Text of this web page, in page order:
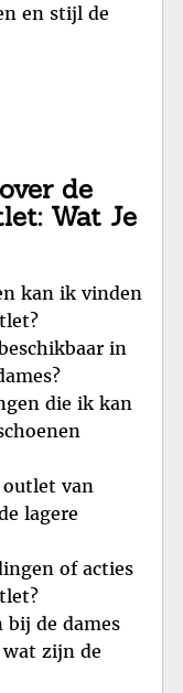
en stijl de
de
Wat Je
kan ik vinden
in
die ik kan
van
lagere
of acties
de dames
zijn de